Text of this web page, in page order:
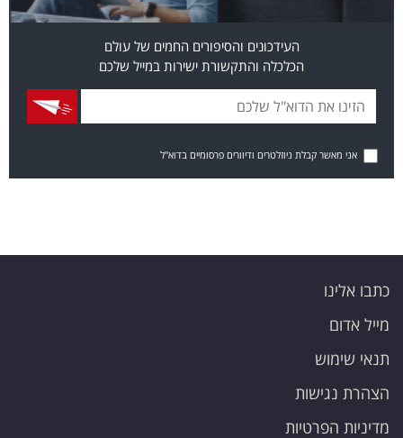
העידכונים והסיפורים החמים של עולם
הכלכלה והתקשורת ישירות במייל שלכם
אני מאשר קבלת ניוזלטרים ודיוורים פרסומיים בדוא"ל
כתבו אלינו
מייל אדום
תנאי שימוש
הצהרת נגישות
מדיניות הפרטיות